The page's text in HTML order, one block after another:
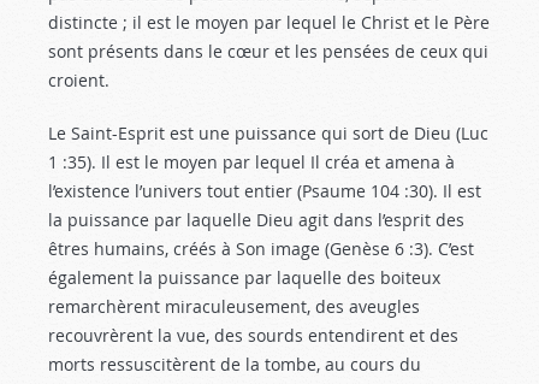
distincte ; il est le moyen par lequel le Christ et le Père
sont présents dans le cœur et les pensées de ceux qui
croient.
Le Saint-Esprit est une puissance qui sort de Dieu (Luc
1 :35). Il est le moyen par lequel Il créa et amena à
l’existence l’univers tout entier (Psaume 104 :30). Il est
la puissance par laquelle Dieu agit dans l’esprit des
êtres humains, créés à Son image (Genèse 6 :3). C’est
également la puissance par laquelle des boiteux
remarchèrent miraculeusement, des aveugles
recouvrèrent la vue, des sourds entendirent et des
morts ressuscitèrent de la tombe, au cours du